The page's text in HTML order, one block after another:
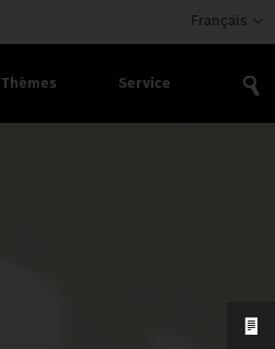
Français
Thèmes Service